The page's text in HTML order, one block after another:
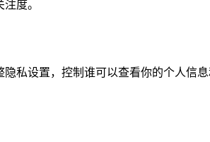
度。
私设置，控制谁可以查看你的个人信